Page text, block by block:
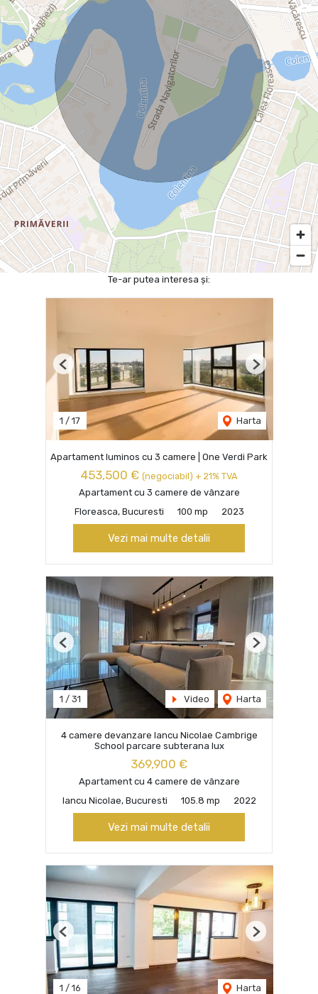
Te-ar putea interesa și:
1 / 17 Harta
Previous Next
Apartament luminos cu 3 camere | One Verdi Park
453,500 € (negociabil) + 21% TVA
Apartament cu 3 camere de vânzare
Floreasca, Bucuresti
100 mp 2023
Vezi mai multe detalii
1 / 31 Video Harta
Previous Next
4 camere devanzare Iancu Nicolae Cambrige
School parcare subterana lux
369,900 €
Apartament cu 4 camere de vânzare
Iancu Nicolae, Bucuresti
105.8 mp 2022
Vezi mai multe detalii
1 / 16 Harta
Previous Next